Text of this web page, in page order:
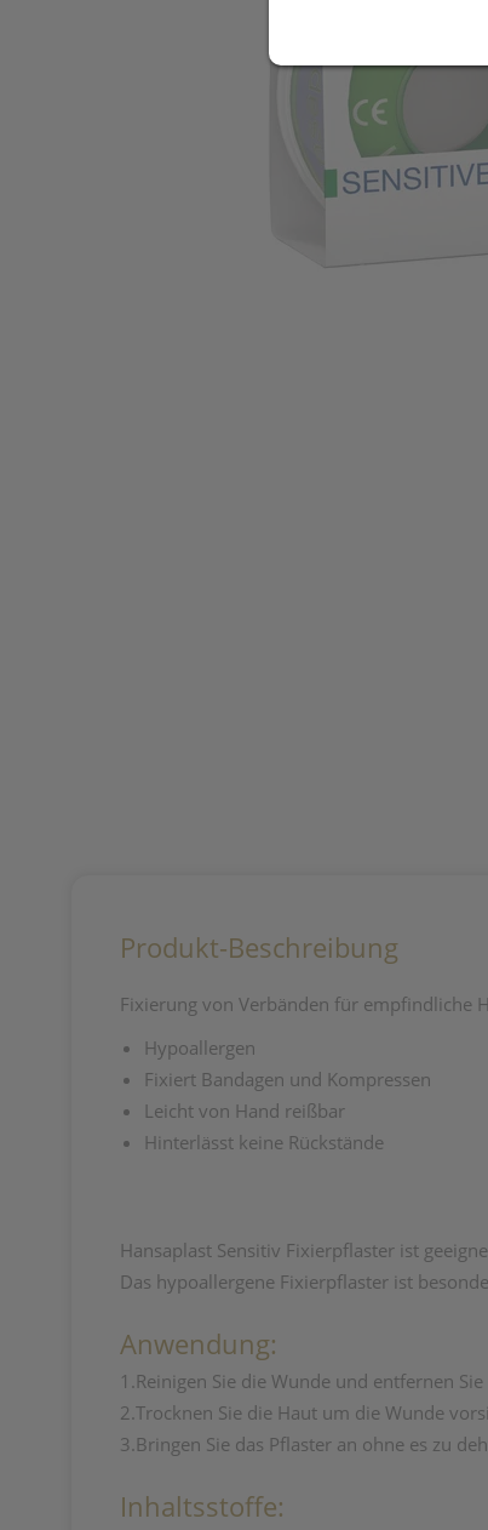
Produkt-Beschreibung
Fixierung von Verbänden für empfindliche
Hypoallergen
Fixiert Bandagen und Kompressen
Leicht von Hand reißbar
Hinterlässt keine Rückstände
Hansaplast Sensitiv Fixierpflaster ist
Das hypoallergene Fixierpflaster ist
Anwendung:
1.Reinigen Sie die Wunde und entfernen
2.Trocknen Sie die Haut um die Wunde
3.Bringen Sie das Pflaster an ohne es zu
Inhaltsstoffe: